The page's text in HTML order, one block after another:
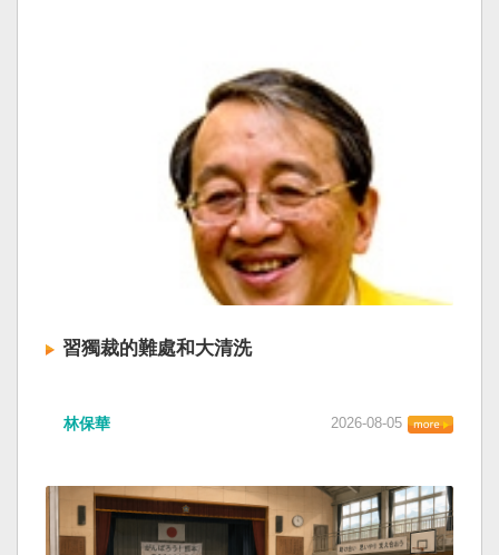
習獨裁的難處和大清洗
林保華 2026-08-05